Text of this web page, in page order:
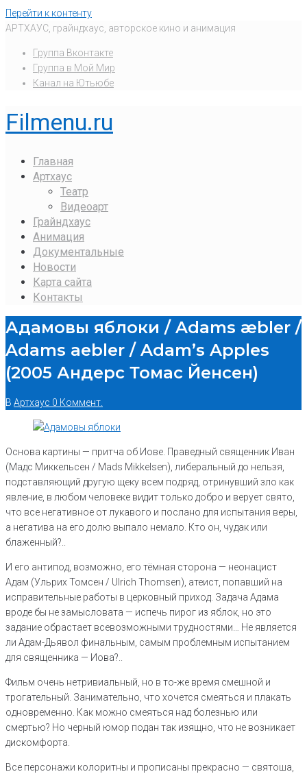
Перейти к контенту
АРТХАУС, грайндхаус, авторское кино и анимация
Группа Вконтакте
Группа в Мой Мир
Канал на Ютьюбе
Filmenu.ru
Главная
Артхаус
Театр
Видеоарт
Грайндхаус
Анимация
Документальные
Новости
Карта сайта
Контакты
Адамовы яблоки / Adams æbler /
Adams aebler / Adam’s Apples
(2005 Андерс Томас Йенсен)
В Артхаус 0 Коммент.
Основа картины — притча об Иове. Праведный священник Иван
(Мадс Миккельсен / Mads Mikkelsen), либеральный до нельзя,
подставляющий другую щеку всем подряд, отринувший зло как
явление, в любом человеке видит только добро и верует свято,
что все негативное от лукавого и послано для испытания веры,
а негатива на его долю выпало немало. Кто он, чудак или
блаженный?..
И его антипод, возможно, его тёмная сторона — неонацист
Адам (Ульрих Томсен / Ulrich Thomsen), атеист, попавший на
исправительные работы в церковный приход. Задача Адама
вроде бы не замысловата — испечь пирог из яблок, но это
задание обрастает всевозможными трудностями… Не является
ли Адам-Дьявол финальным, самым проблемным испытанием
для священника — Иова?..
Фильм очень нетривиальный, но в то-же время смешной и
трогательный. Занимательно, что хочется смеяться и плакать
одновременно. Как можно смеяться над болезнью или
смертью? Но черный юмор подан так изящно, что не возникает
дискомфорта.
Все персонажи колоритны и прописаны прекрасно — святоша,